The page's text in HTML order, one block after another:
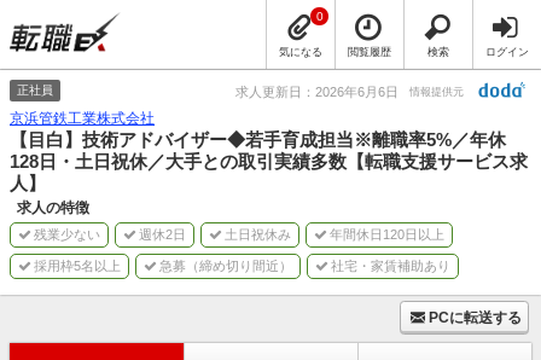
気になる
0
閲覧履歴 検索 ログイン
正社員 求人更新日：2026年6月6日 情報提供元
京浜管鉄工業株式会社
【目白】技術アドバイザー◆若手育成担当※離職率5%／年休
128日・土日祝休／大手との取引実績多数【転職支援サービス求
人】
求人の特徴
残業少ない 週休2日 土日祝休み 年間休日120日以上
採用枠5名以上 急募（締め切り間近） 社宅・家賃補助あり
PCに転送する